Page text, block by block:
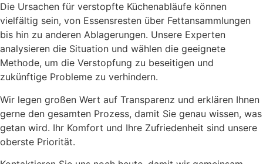
Die Ursachen für verstopfte Küchenabläufe können
vielfältig sein, von Essensresten über Fettansammlungen
bis hin zu anderen Ablagerungen. Unsere Experten
analysieren die Situation und wählen die geeignete
Methode, um die Verstopfung zu beseitigen und
zukünftige Probleme zu verhindern.
Wir legen großen Wert auf Transparenz und erklären Ihnen
gerne den gesamten Prozess, damit Sie genau wissen, was
getan wird. Ihr Komfort und Ihre Zufriedenheit sind unsere
oberste Priorität.